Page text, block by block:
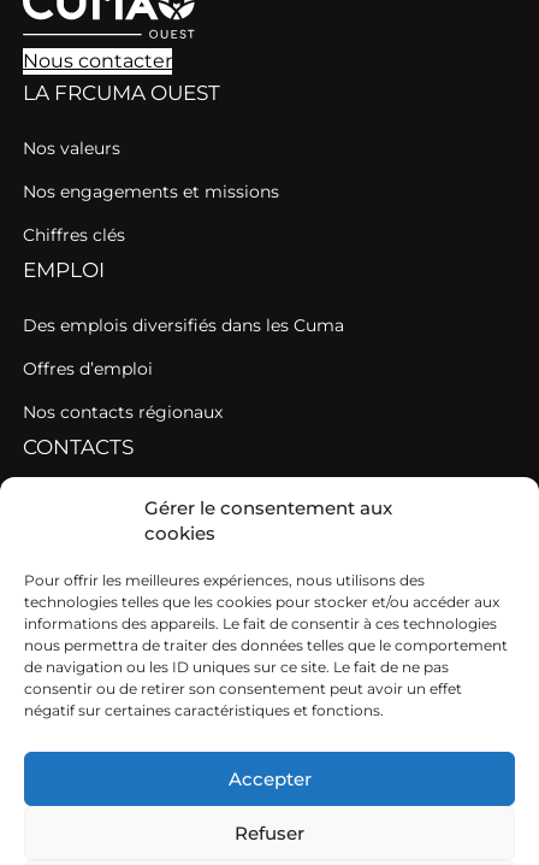
Gérer le consentement aux
cookies
Pour offrir les meilleures expériences, nous utilisons des
technologies telles que les cookies pour stocker et/ou accéder aux
informations des appareils. Le fait de consentir à ces technologies
nous permettra de traiter des données telles que le comportement
de navigation ou les ID uniques sur ce site. Le fait de ne pas
consentir ou de retirer son consentement peut avoir un effet
négatif sur certaines caractéristiques et fonctions.
Accepter
Refuser
Nous contacter
LA FRCUMA OUEST
Nos valeurs
Nos engagements et missions
Chiffres clés
EMPLOI
Des emplois diversifiés dans les Cuma
Offres d’emploi
Nos contacts régionaux
CONTACTS
Contacter une fédération
Contacter les AGC de l’Ouest
SIEGE
19b boulevard Nominoë
35740 PACÉ
02 99 54 63 15